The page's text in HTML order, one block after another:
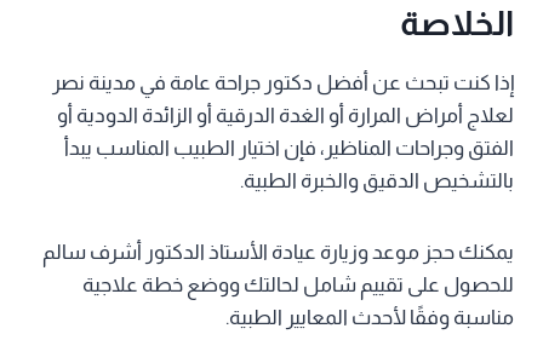
الخلاصة
إذا كنت تبحث عن أفضل دكتور جراحة عامة في مدينة نصر
لعلاج أمراض المرارة أو الغدة الدرقية أو الزائدة الدودية أو
الفتق وجراحات المناظير، فإن اختيار الطبيب المناسب يبدأ
بالتشخيص الدقيق والخبرة الطبية.
يمكنك حجز موعد وزيارة عيادة الأستاذ الدكتور أشرف سالم
للحصول على تقييم شامل لحالتك ووضع خطة علاجية
مناسبة وفقًا لأحدث المعايير الطبية.